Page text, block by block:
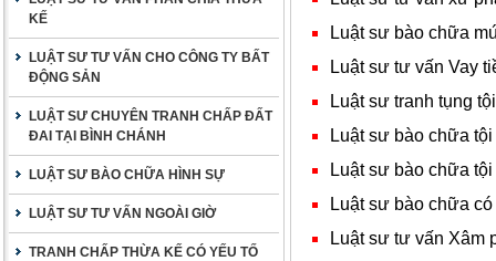
KẾ
LUẬT SƯ TƯ VẤN CHO CÔNG TY BẤT
ĐỘNG SẢN
LUẬT SƯ CHUYÊN TRANH CHẤP ĐẤT
ĐAI TẠI BÌNH CHÁNH
LUẬT SƯ BÀO CHỮA HÌNH SỰ
LUẬT SƯ TƯ VẤN NGOÀI GIỜ
TRANH CHẤP THỪA KẾ CÓ YẾU TỐ
Luật sư bào chữa
Luật sư tư vấn Vay
Luật sư tranh tụng
Luật sư bào chữa
Luật sư bào chữa
Luật sư bào chữa
Luật sư tư vấn Xâm